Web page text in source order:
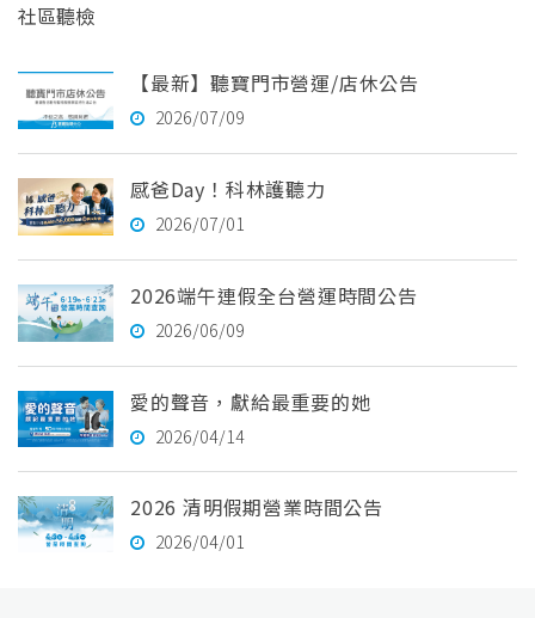
社區聽檢
【最新】聽寶門市營運/店休公告
2026/07/09
感爸Day！科林護聽力
2026/07/01
2026端午連假全台營運時間公告
2026/06/09
愛的聲音，獻給最重要的她
2026/04/14
2026 清明假期營業時間公告
2026/04/01